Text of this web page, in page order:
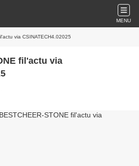
MENU
via CSINATECH4.02025
fil'actu via